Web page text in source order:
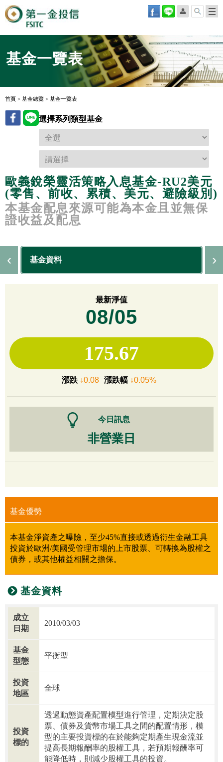
基金一覽表
首頁 > 基金總覽 > 基金一覽表
選擇系列類型基金
歐義銳榮靈活策略入息基金-RU2美元
(零售、前收、累積、美元、避險級別)
本基金配息來源可能為本金且並無保
證收益及配息
基金資料
最新淨值
08/05
175.67
漲跌↓0.08 漲跌幅↓0.05%
今日訊息
非營業日
基金優勢
本基金淨資產之曝險，至少45%直接或透過衍生金融工具
投資於歐洲/美國受管理市場的上市股票、可轉換為股權之
債券，或其他權益相關之擔保。
基金資料
成立
日期
2010/03/03
基金
型態
平衡型
投資
地區
全球
投資
標的
透過動態資產配置模型進行管理，定期決定股
票、債券及貨幣市場工具之間的配置情形，模
型的主要投資標的在於能夠定期產生現金流並
提高長期報酬率的股權工具，若預期報酬率可
能降低時，則減少股權工具的投資。